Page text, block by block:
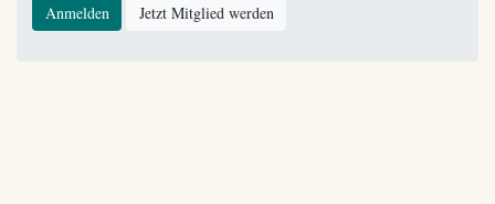
Anmelden Jetzt Mitglied werden